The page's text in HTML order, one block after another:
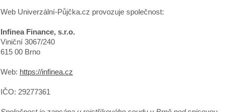
Web Univerzální-Půjčka.cz provozuje společnost:
Infinea Finance, s.r.o.
Viniční 3067/240
615 00 Brno
Web: https://infinea.cz
IČO: 29277361